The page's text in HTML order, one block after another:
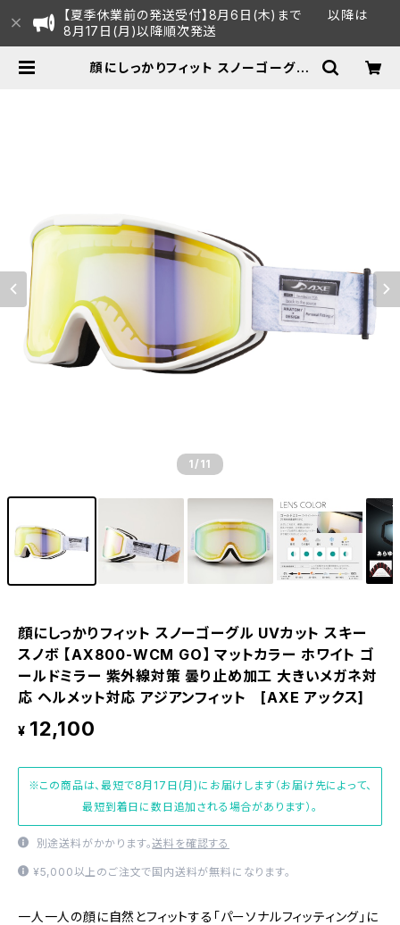
【夏季休業前の発送受付】8月6日(木)まで 以降は
8月17日(月)以降順次発送
顔にしっかりフィット スノーゴーグル
1 /11
顔にしっかりフィット スノーゴーグル UVカット スキー
スノボ 【AX800-WCM GO】 マットカラー ホワイト ゴ
ールドミラー 紫外線対策 曇り止め加工 大きいメガネ対
応 ヘルメット対応 アジアンフィット [AXE アックス]
¥ 12,100
※この商品は、最短で8月17日(月)にお届けします（お届け先によって、
最短到着日に数日追加される場合があります）。
別途送料がかかります。送料を確認する
¥5,000以上のご注文で国内送料が無料になります。
一人一人の顔に自然とフィットする「パーソナルフィッティング」に